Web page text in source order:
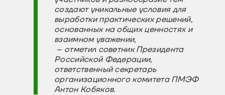
создают уникальные условия для
выработки практических решений,
основанных на общих ценностях и
взаимном уважении,
– отметил советник Президента
Российской Федерации,
ответственный секретарь
организационного комитета ПМЭФ
Антон Кобяков.